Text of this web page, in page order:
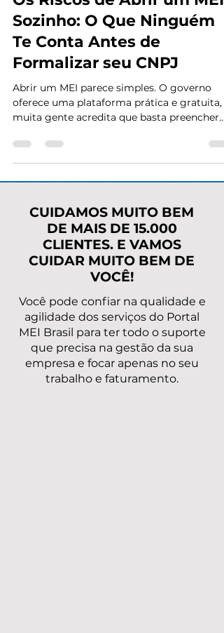
Os Riscos de Abrir um MEI
Sozinho: O Que Ninguém
Te Conta Antes de
Formalizar seu CNPJ
Abrir um MEI parece simples. O governo
oferece uma plataforma prática e gratuita, e
muita gente acredita que basta preencher
maioria dos empreendedores que abrem
só aparecem meses ou anos depois —
geralmente quando já é tarde demais. Há
Riscos de Abrir um MEI Sozinho: Neste
você vai entender: Quais são os riscos reais
de abrir o MEI sozinho Co
CUIDAMOS MUITO BEM
DE MAIS DE 15.000
CLIENTES. E VAMOS
CUIDAR MUITO BEM DE
VOCÊ!
Você pode confiar na qualidade e
agilidade dos serviços do Portal
MEI Brasil para ter todo o suporte
que precisa na gestão da sua
empresa e focar apenas no seu